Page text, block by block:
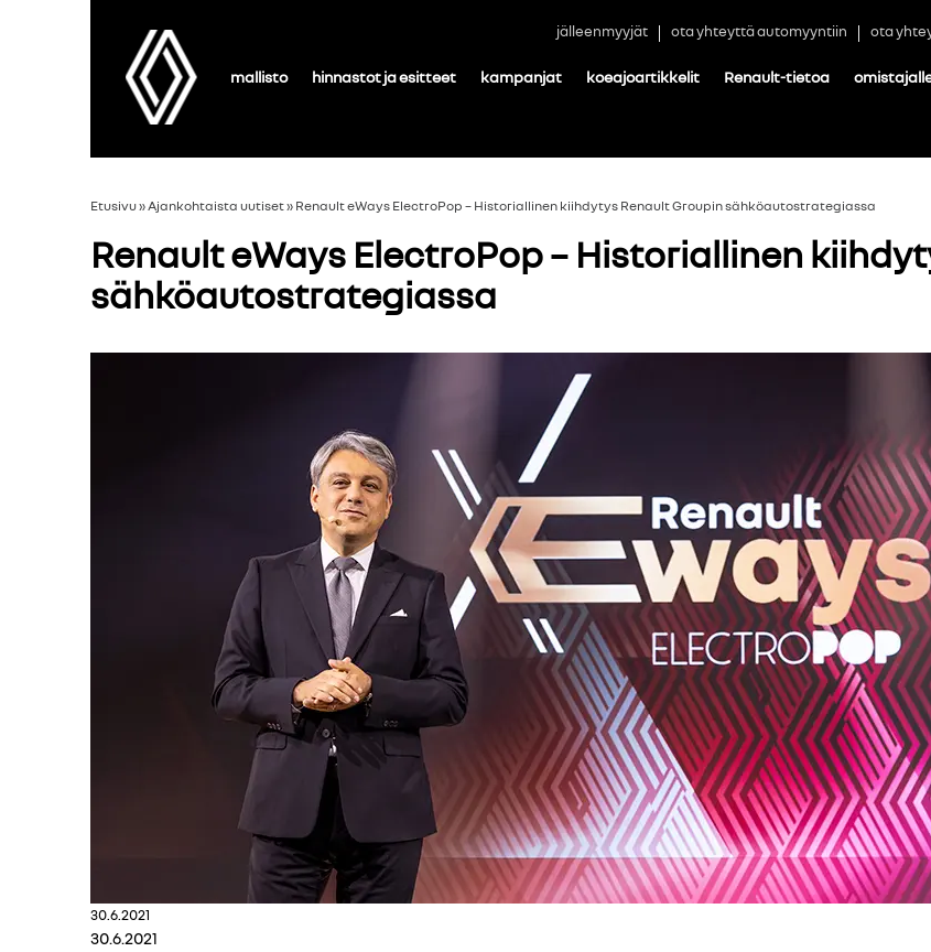
jälleenmyyjät ota yhteyttä automyyntiin ota
mallisto hinnastot ja esitteet kampanjat koeajoartikkelit Renault-tietoa
Etusivu»Ajankohtaista uutiset» Renault eWays ElectroPop – Historiallinen kiihdytys Renault Groupin sähköautostrategiassa
Renault eWays ElectroPop – Historiallinen
sähköautostrategiassa
30.6.2021
30.6.2021